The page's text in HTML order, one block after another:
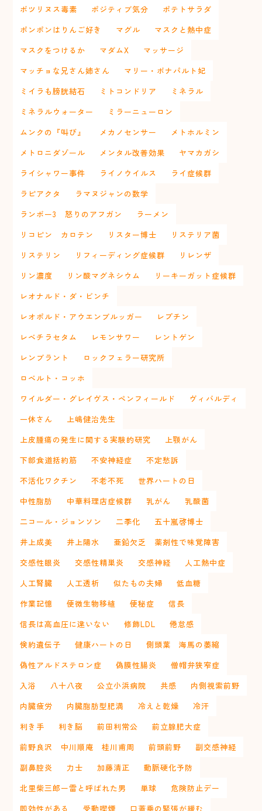
ボツリヌス毒素
ポジティブ気分
ポテトサラダ
ポンポンはりんご好き
マグル
マスクと熱中症
マスクをつけるか
マダムX
マッサージ
マッチョな兄さん姉さん
マリー・ボナパルト妃
ミイラも膀胱結石
ミトコンドリア
ミネラル
ミネラルウォーター
ミラーニューロン
ムンクの『叫び』
メカノセンサー
メトホルミン
メトロニダゾール
メンタル改善効果
ヤマカガシ
ライシャワー事件
ライノウイルス
ライ症候群
ラピアクタ
ラマヌジャンの数学
ランボー3 怒りのアフガン
ラーメン
リコピン カロテン
リスター博士
リステリア菌
リステリン
リフィーディング症候群
リレンザ
リン濃度
リン酸マグネシウム
リーキーガット症候群
レオナルド・ダ・ビンチ
レオポルド・アウエンブルッガー
レプチン
レベチラセタム
レモンサワー
レントゲン
レンブラント
ロックフェラー研究所
ロベルト・コッホ
ワイルダー・グレイヴス・ペンフィールド
ヴィバルディ
一休さん
上嶋健治先生
上皮腫瘍の発生に関する実験的研究
上顎がん
下部食道括約筋
不安神経症
不定愁訴
不活化ワクチン
不老不死
世界ハートの日
中性脂肪
中華料理店症候群 乳がん
乳酸菌
二コール・ジョンソン
二季化
五十嵐啓博士
井上成美
井上陽水
亜鉛欠乏 薬剤性で味覚障害
交感性眼炎
交感性精巣炎 交感神経
人工熱中症
人工腎臓
人工透析 似たもの夫婦
低血糖
作業記憶
便微生物移植 便秘症
信長
信長は高血圧に違いない
修飾LDL
倦怠感
倹約遺伝子
健康ハートの日
側頭葉 海馬の萎縮
偽性アルドステロン症
偽膜性腸炎
僧帽弁狭窄症
入浴
八十八夜 公立小浜病院 共感
内側視索前野
内臓疲労
内臓脂肪型肥満 冷えと乾燥
冷汗
利き手
利き脳 前田利常公
前立腺肥大症
前野良沢 中川順庵 桂川甫周
前頭前野
副交感神経
副鼻腔炎
力士 加藤清正
動脈硬化予防
北里柴三郎ー雷と呼ばれた男
単球
危険防止デー
即効性がある
受動喫煙 口蓋垂の緊張が緩む